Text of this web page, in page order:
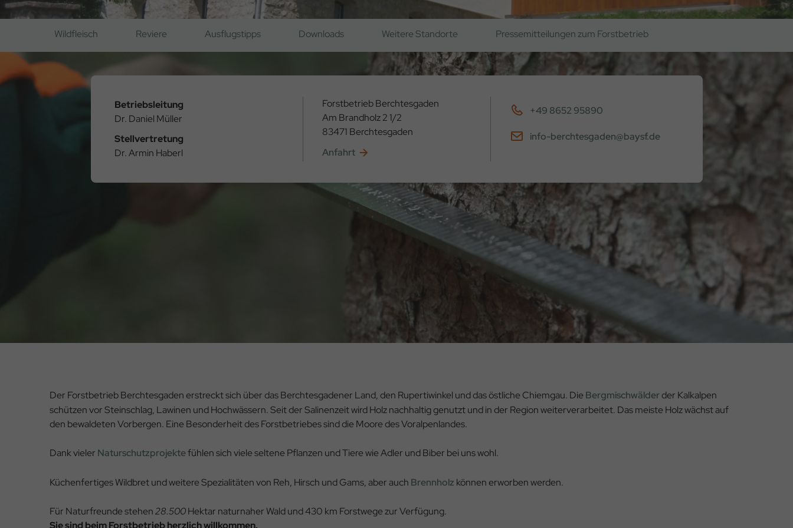
Wildfleisch Reviere Ausflugstipps Downloads Weitere Standorte Pressemitteilungen zum Forstbetrieb
Betriebsleitung
Dr. Daniel Müller
Stellvertretung
Dr. Armin Haberl
Forstbetrieb Berchtesgaden
Am Brandholz 2 1/2
83471 Berchtesgaden
Anfahrt
+49 8652 95890
info-berchtesgaden@baysf.de
Der Forstbetrieb Berchtesgaden erstreckt sich über das Berchtesgadener Land, den Rupertiwinkel und das östliche Chiemgau. DieBergmischwälderder Kalkalpen
schützen vor Steinschlag, Lawinen und Hochwässern. Seit der Salinenzeit wird Holz nachhaltig genutzt und in der Region weiterverarbeitet. Das meiste Holz wächst auf
den bewaldeten Vorbergen. Eine Besonderheit des Forstbetriebes sind die Moore des Voralpen­landes.
Dank vieler Naturschutzprojektefühlen sich viele seltene Pflanzen und Tiere wie Adler und Biber bei uns wohl.
Küchenfertiges Wildbret und weitere Spezialitäten von Reh, Hirsch und Gams, aber auch Brennholz können erworben werden.
Für Naturfreunde stehen28.500Hektar naturnaher Wald und 430 km Forstwege zur Verfügung.
Sie sind beim Forstbetrieb herzlich willkommen.